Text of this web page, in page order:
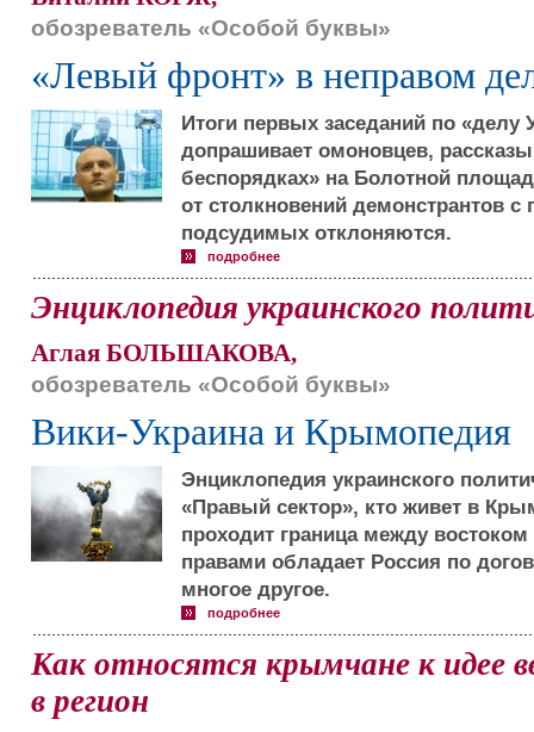
обозреватель «Особой буквы»
«Левый фронт» в неправом
Итоги первых заседаний по «делу
допрашивает омоновцев,
беспорядках» на Болотной
от столкновений демонстрантов с
подсудимых отклоняются.
подробнее
Энциклопедия украинского
Аглая БОЛЬШАКОВА,
обозреватель «Особой буквы»
Вики-Украина и Крымопедия
Энциклопедия украинского
«Правый сектор», кто живет в
проходит граница между
правами обладает Россия по
многое другое.
подробнее
Как относятся крымчане к идее
в регион